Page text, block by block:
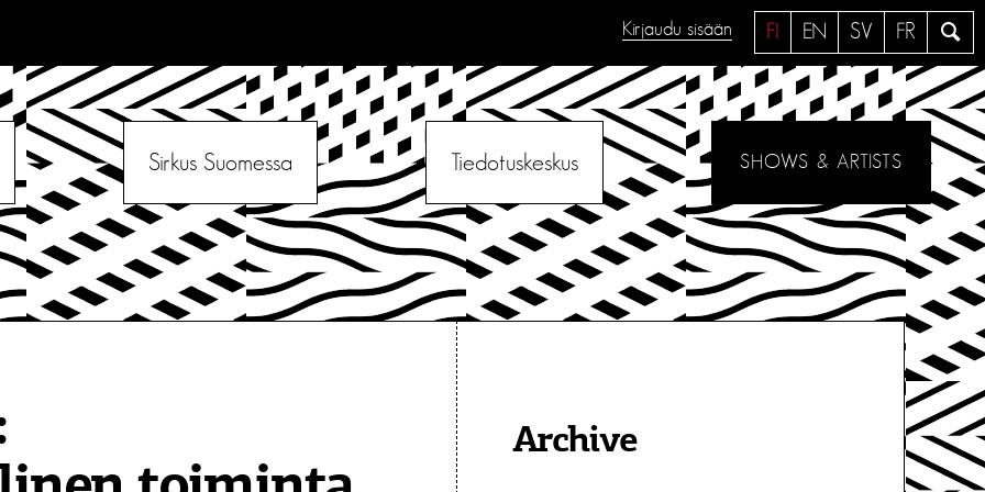
a
e
FI EN SV FR
Kirjaudu sisään
Sirkus Suomessa Tiedotuskeskus SHOWS & ARTISTS
Archive